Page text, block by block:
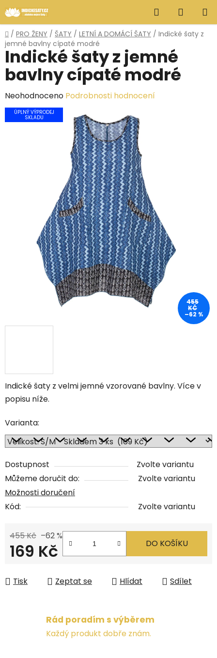
na
obsah
Hledat
KOŠÍK
Domů
/ PRO ŽENY / ŠATY / LETNÍ A DOMÁCÍ ŠATY / Indické šaty z
jemné bavlny cípaté modré
Indické šaty z velmi jemné vzorované bavlny. Více v
popisu níže.
Varianta:
Dostupnost
Zvolte variantu
Můžeme doručit do:
Zvolte variantu
Možnosti doručení
Kód:
Zvolte variantu
455 Kč –62 %
169 Kč DO KOŠÍKU
Tisk Zeptat se Hlídat Sdílet
Indické šaty z jemné
bavlny cípaté modré
Průměrné
hodnocení
produktu
Neohodnoceno Podrobnosti hodnocení
ÚPLNÝ VÝPRODEJ
SKLADU
455
KČ
–62 %
Rád poradím s výběrem
Každý produkt dobře znám.